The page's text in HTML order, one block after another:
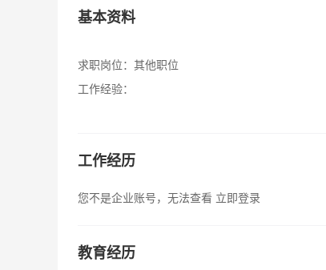
基本资料
求职岗位： 其他职位
工作经验：
工作经历
您不是企业账号，无法查看 立即登录
教育经历